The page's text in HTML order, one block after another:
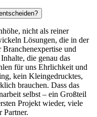
nicht als reiner
Lösungen, die in der
und
die genau das
für uns Ehrlichkeit und
kein Kleingedrucktes,
brauchen. Dass das
selbst – ein Großteil
Projekt wieder, viele
Partner.